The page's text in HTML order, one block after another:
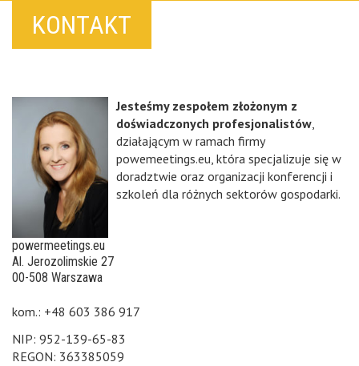
KONTAKT
Jesteśmy zespołem złożonym z
doświadczonych profesjonalistów
działającym w ramach firmy
powemeetings.eu, która specjalizuje się w
doradztwie oraz organizacji konferencji i
szkoleń dla różnych sektorów gospodarki.
powermeetings.eu
Al. Jerozolimskie 27
00-508 Warszawa
kom.: +48 603 386 917
NIP: 952-139-65-83
REGON: 363385059